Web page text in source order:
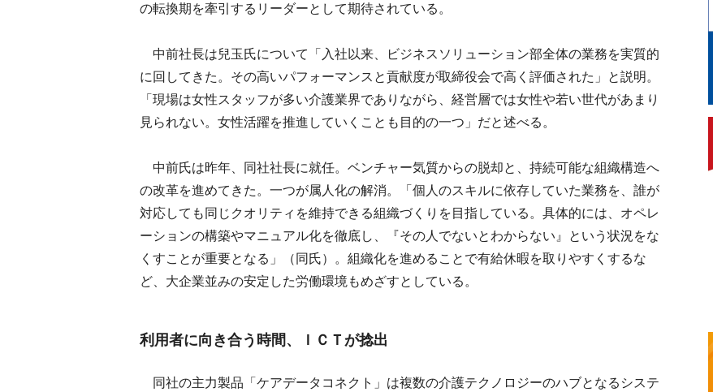
の転換期を牽引するリーダーとして期待されている。
中前社長は兒玉氏について「入社以来、ビジネスソリューション部全体の業務を実質的
に回してきた。その高いパフォーマンスと貢献度が取締役会で高く評価された」と説明。
「現場は女性スタッフが多い介護業界でありながら、経営層では女性や若い世代があまり
見られない。女性活躍を推進していくことも目的の一つ」だと述べる。
中前氏は昨年、同社社長に就任。ベンチャー気質からの脱却と、持続可能な組織構造へ
の改革を進めてきた。一つが属人化の解消。「個人のスキルに依存していた業務を、誰が
対応しても同じクオリティを維持できる組織づくりを目指している。具体的には、オペレ
ーションの構築やマニュアル化を徹底し、『その人でないとわからない』という状況をな
くすことが重要となる」（同氏）。組織化を進めることで有給休暇を取りやすくするな
ど、大企業並みの安定した労働環境もめざすとしている。
利用者に向き合う時間、ＩＣＴが捻出
同社の主力製品「ケアデータコネクト」は複数の介護テクノロジーのハブとなるシステ